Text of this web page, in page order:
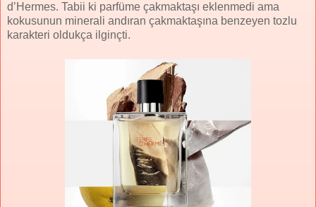
d’Hermes. Tabii ki parfüme çakmaktaşı eklenmedi ama
kokusunun minerali andıran çakmaktaşına benzeyen tozlu
karakteri oldukça ilginçti.